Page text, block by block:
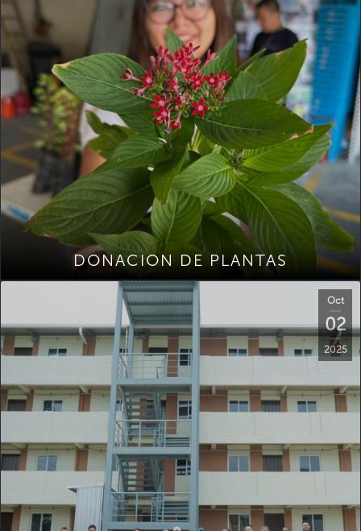
DONACION DE PLANTAS
Oct
02
2025